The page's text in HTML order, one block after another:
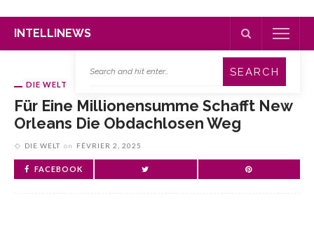
INTELLINEWS
DIE WELT
Für Eine Millionensumme Schafft New
Orleans Die Obdachlosen Weg
DIE WELT on FÉVRIER 2, 2025
FACEBOOK